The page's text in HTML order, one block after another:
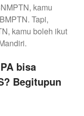
kamu
Tapi,
kamu boleh ikut
bisa
Begitupun